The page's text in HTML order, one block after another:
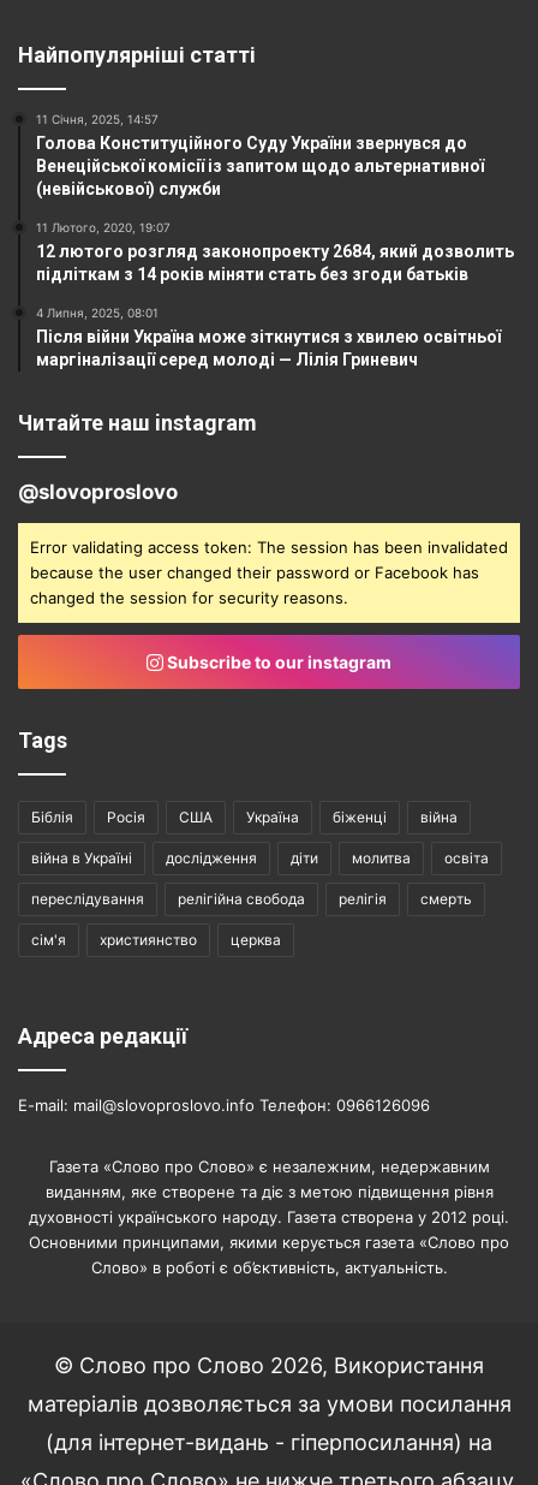
Найпопулярніші статті
11 Січня, 2025, 14:57
Голова Конституційного Суду України звернувся до
Венеційської комісії із запитом щодо альтернативної
(невійськової) служби
11 Лютого, 2020, 19:07
12 лютого розгляд законопроекту 2684, який дозволить
підліткам з 14 років міняти стать без згоди батьків
4 Липня, 2025, 08:01
Після війни Україна може зіткнутися з хвилею освітньої
маргіналізації серед молоді — Лілія Гриневич
Читайте наш instagram
@slovoproslovo
Error validating access token: The session has been invalidated
because the user changed their password or Facebook has
changed the session for security reasons.
Subscribe to our instagram
Tags
Біблія Росія США Україна біженці війна
війна в Україні дослідження діти молитва освіта
переслідування релігійна свобода релігія смерть
сім'я християнство церква
Адреса редакції
E-mail: mail@slovoproslovo.info Телефон: 0966126096
Газета «Слово про Слово» є незалежним, недержавним
виданням, яке створене та діє з метою підвищення рівня
духовності українського народу. Газета створена у 2012 році.
Основними принципами, якими керується газета «Слово про
Слово» в роботі є об’єктивність, актуальність.
© Слово про Слово 2026, Використання
матеріалів дозволяється за умови посилання
(для інтернет-видань - гіперпосилання) на